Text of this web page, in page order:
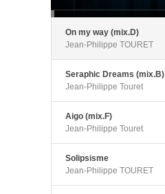
On my way (mix.D)
Jean-Philippe TOURET
Seraphic Dreams (mix.B)
Jean-Philippe Touret
Aigo (mix.F)
Jean-Philippe Touret
Solipsisme
Jean-Philippe TOURET